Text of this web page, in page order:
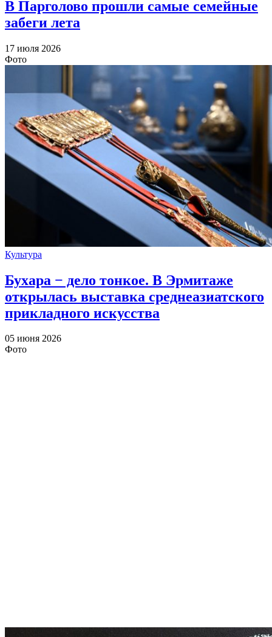
В Парголово прошли самые семейные
забеги лета
17 июля 2026
Фото
Культура
Бухара − дело тонкое. В Эрмитаже
открылась выставка среднеазиатского
прикладного искусства
05 июня 2026
Фото